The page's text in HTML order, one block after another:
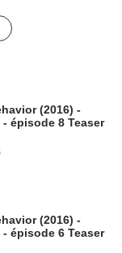
(2016) -
épisode 8 Teaser
(2016) -
épisode 6 Teaser